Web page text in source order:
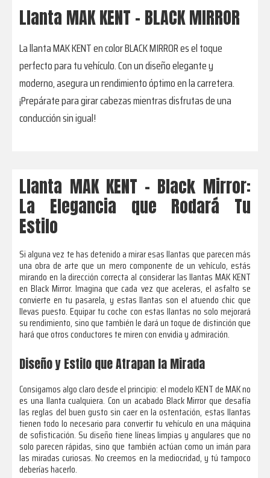
Llanta MAK KENT - BLACK MIRROR
La llanta MAK KENT en color BLACK MIRROR es el toque
perfecto para tu vehículo. Con un diseño elegante y
moderno, asegura un rendimiento óptimo en la carretera.
¡Prepárate para girar cabezas mientras disfrutas de una
conducción sin igual!
Llanta MAK KENT – Black Mirror:
La Elegancia que Rodará Tu
Estilo
Si alguna vez te has detenido a mirar esas llantas que parecen más
una obra de arte que un mero componente de un vehículo, estás
mirando en la dirección correcta al considerar las llantas MAK KENT
en Black Mirror. Imagina que cada vez que aceleras, el asfalto se
convierte en tu pasarela, y estas llantas son el atuendo chic que
llevas puesto. Equipar tu coche con estas llantas no solo mejorará
su rendimiento, sino que también le dará un toque de distinción que
hará que otros conductores te miren con envidia y admiración.
Diseño y Estilo que Atrapan la Mirada
Consigamos algo claro desde el principio: el modelo KENT de MAK no
es una llanta cualquiera. Con un acabado Black Mirror que desafía
las reglas del buen gusto sin caer en la ostentación, estas llantas
tienen todo lo necesario para convertir tu vehículo en una máquina
de sofisticación. Su diseño tiene líneas limpias y angulares que no
solo parecen rápidas, sino que también actúan como un imán para
las miradas curiosas. No creemos en la mediocridad, y tú tampoco
deberías hacerlo.